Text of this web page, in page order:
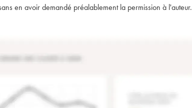
en avoir demandé préalablement la permission à l'auteur.